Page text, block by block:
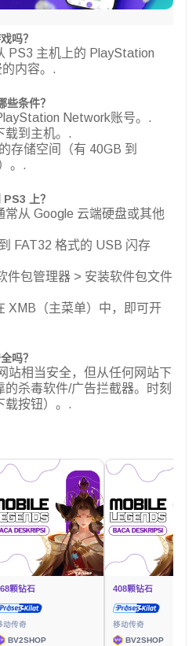
吗？
PS3 主机上的 PlayStation
内容。.
条件？
Network账号。.
载到主机。.
存储空间（有 40GB 到
。.
上？
常从 Google 云端硬盘或其他
FAT32 格式的 USB 闪存
件包管理器 > 安装软件包文件
XMB（主菜单）中，即可开
吗？
站相当安全，但从任何网站下
杀毒软件/广告拦截器。时刻
载按钮）。.
颗钻石
动传奇
BV2SHOP
408颗钻石
移动传奇
BV2SHOP